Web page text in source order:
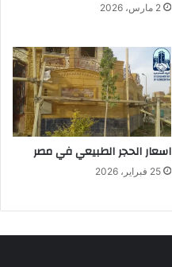
2 مارس، 2026
اسعار الحجر الطبيعي في مصر
25 فبراير، 2026